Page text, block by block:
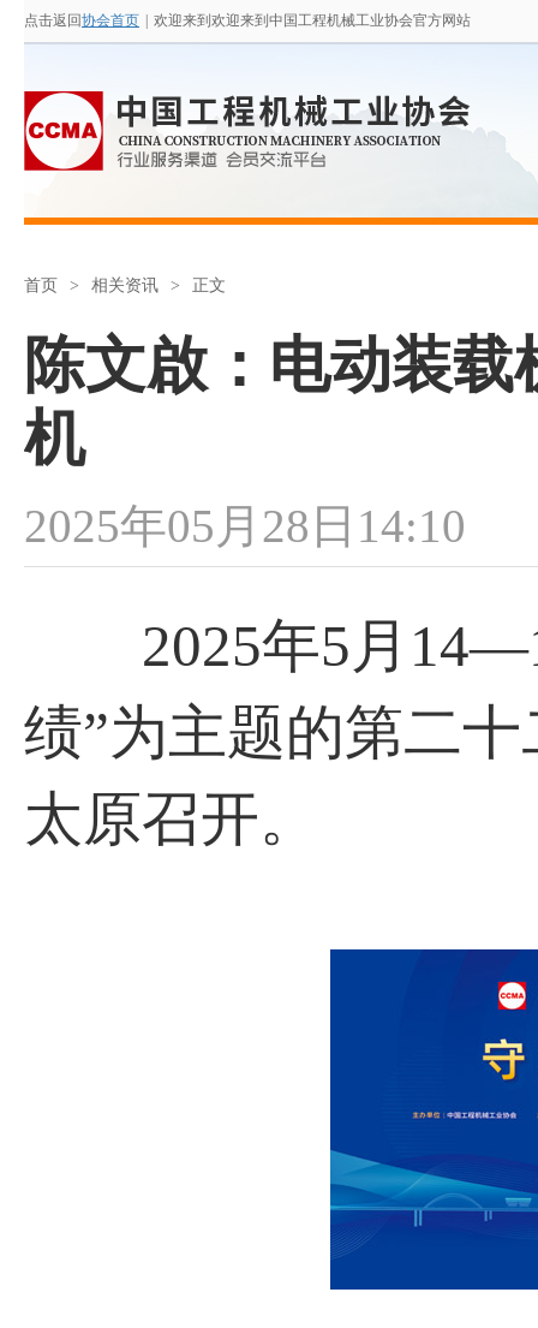
点击返回协会首页 欢迎来到欢迎来到中国工程机械工业协会官方网站
首页 > 相关资讯 > 正文
陈文啟：电动装
机
2025年05月28日14:10
2025年5月
绩”为主题的第二
太原召开。